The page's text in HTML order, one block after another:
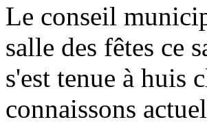
Le conseil
salle des fêtes ce
s'est tenue à huis
connaissons